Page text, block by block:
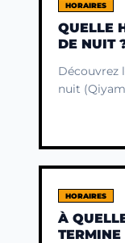
HORAIRES
QUELLE
DE NUIT
Découvrez
nuit
HORAIRES
À